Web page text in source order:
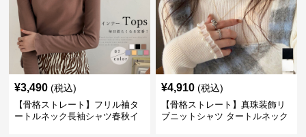
¥3,490 (税込)
【骨格ストレート】フリル袖タ
ートルネック長袖シャツ春秋イ
¥4,910 (税込)
【骨格ストレート】真珠装飾リ
ブニットシャツ タートルネック